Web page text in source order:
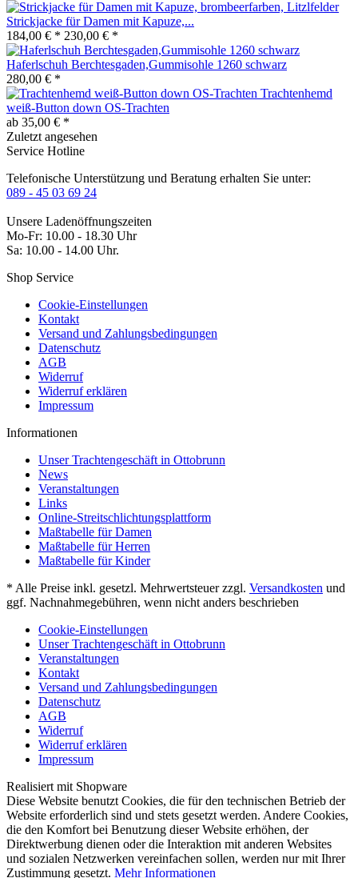
Strickjacke für Damen mit Kapuze,...
184,00 € * 230,00 € *
Haferlschuh Berchtesgaden,Gummisohle 1260 schwarz
280,00 € *
Trachtenhemd
weiß-Button down OS-Trachten
ab 35,00 € *
Zuletzt angesehen
Service Hotline
Telefonische Unterstützung und Beratung erhalten Sie unter:
089 - 45 03 69 24
Unsere Ladenöffnungszeiten
Mo-Fr: 10.00 - 18.30 Uhr
Sa: 10.00 - 14.00 Uhr.
Shop Service
Cookie-Einstellungen
Kontakt
Versand und Zahlungsbedingungen
Datenschutz
AGB
Widerruf
Widerruf erklären
Impressum
Informationen
Unser Trachtengeschäft in Ottobrunn
News
Veranstaltungen
Links
Online-Streitschlichtungsplattform
Maßtabelle für Damen
Maßtabelle für Herren
Maßtabelle für Kinder
* Alle Preise inkl. gesetzl. Mehrwertsteuer zzgl. Versandkosten und
ggf. Nachnahmegebühren, wenn nicht anders beschrieben
Cookie-Einstellungen
Unser Trachtengeschäft in Ottobrunn
Veranstaltungen
Kontakt
Versand und Zahlungsbedingungen
Datenschutz
AGB
Widerruf
Widerruf erklären
Impressum
Realisiert mit Shopware
Diese Website benutzt Cookies, die für den technischen Betrieb der
Website erforderlich sind und stets gesetzt werden. Andere Cookies,
die den Komfort bei Benutzung dieser Website erhöhen, der
Direktwerbung dienen oder die Interaktion mit anderen Websites
und sozialen Netzwerken vereinfachen sollen, werden nur mit Ihrer
Zustimmung gesetzt. Mehr Informationen